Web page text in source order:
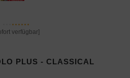
verfügbar]
PLUS - CLASSICAL